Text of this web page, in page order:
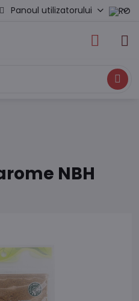
Panoul utilizatorului
Caută
NBH